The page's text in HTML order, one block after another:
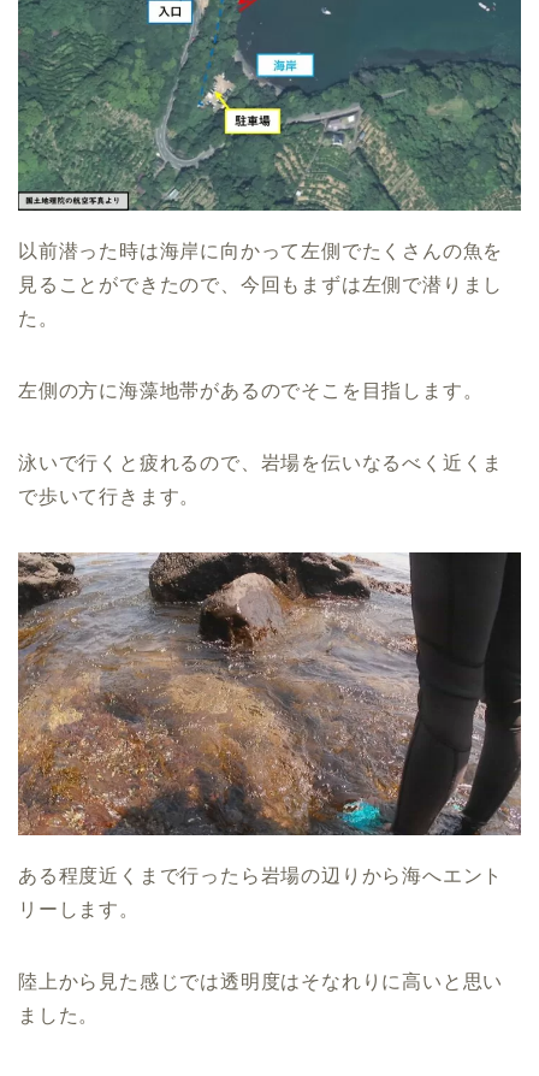
以前潜った時は海岸に向かって左側でたくさんの魚を
見ることができたので、今回もまずは左側で潜りまし
た。
左側の方に海藻地帯があるのでそこを目指します。
泳いで行くと疲れるので、岩場を伝いなるべく近くま
で歩いて行きます。
ある程度近くまで行ったら岩場の辺りから海へエント
リーします。
陸上から見た感じでは透明度はそなれりに高いと思い
ました。